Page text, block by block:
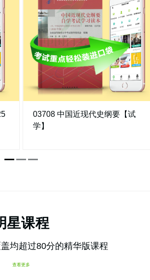
03708 中国近现代史纲要【试
学】
星课程
均超过80分的精华版课程
查看更多